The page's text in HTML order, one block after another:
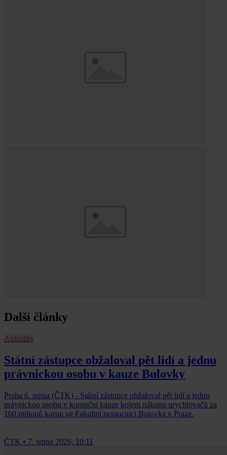
Další články
Aktuality
Státní zástupce obžaloval pět lidí a jednu
právnickou osobu v kauze Bulovky
Praha 6. srpna (ČTK) - Státní zástupce obžaloval pět lidí a jednu
právnickou osobu v korupční kauze kolem nákupu urychlovačů za
160 milionů korun ve Fakultní nemocnici Bulovka v Praze.
ČTK • 7. srpna 2026, 10:11